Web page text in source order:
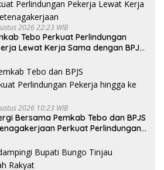
2026 22:23 WIB
Tebo Perkuat Perlindungan
Lewat Kerja Sama dengan BPJS
2026 10:23 WIB
Bersama Pemkab Tebo dan BPJS
Perkuat Perlindungan